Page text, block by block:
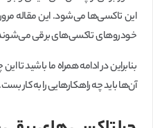
این تاکسی‌ها می‌شود. این مقاله
خودروهای تاکسی‌های برقی
بنابراین در ادامه همراه ما باشید تا
آن‌ها باید چه راهکارهایی را به کار بست.